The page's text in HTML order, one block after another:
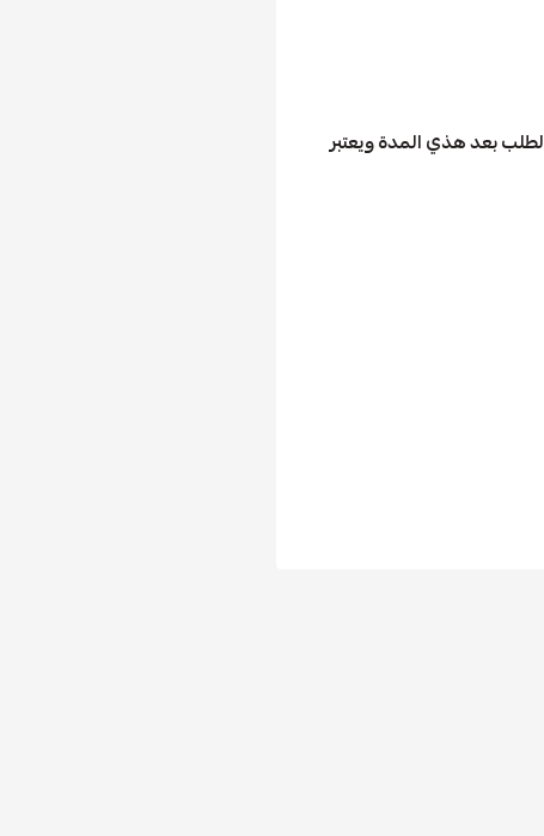
يوم من العميل لايمكن الاعتراض علي الطلب بعد هذي المدة ويعتبر